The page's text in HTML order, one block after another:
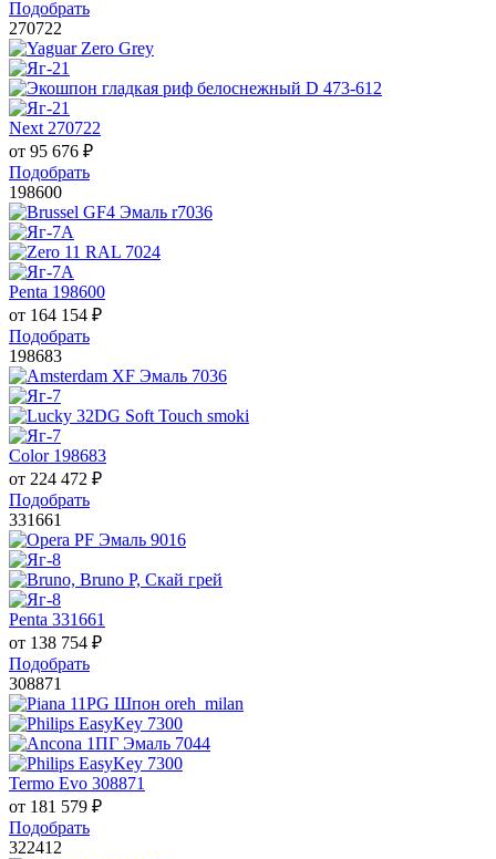
Подобрать
270722
Next 270722
от 95 676 ₽
Подобрать
198600
Penta 198600
от 164 154 ₽
Подобрать
198683
Color 198683
от 224 472 ₽
Подобрать
331661
Penta 331661
от 138 754 ₽
Подобрать
308871
Termo Evo 308871
от 181 579 ₽
Подобрать
322412